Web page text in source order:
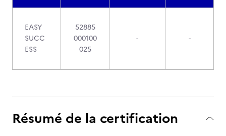
EASY
SUCC
ESS
52885
000100
025
- -
Résumé de la certification